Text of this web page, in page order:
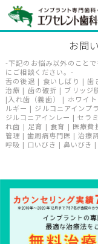
お問
-下記のお悩み以外のこと
にご相談ください。-
舌の後退 | 食いしばり | 歯
治療 | 歯の破折 | ブリッジ
|入れ歯（義歯） | ホワ
ルギー | ジルコニアインプ
ジルコニアインレー | セラ
れ歯 | 足育 | 食育 | 医療費
管理 | 歯周病専門医 | 治療
呼吸 | 口いびき | 鼻いびき